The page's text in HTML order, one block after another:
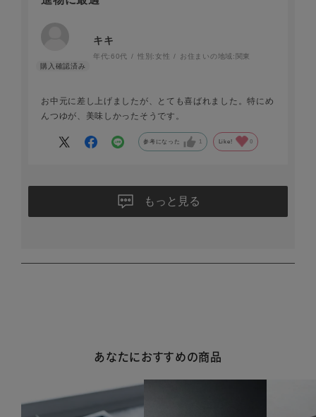
キキ
年代:60代 性別:女性 お住まいの地域: 関東
お中元に差し上げましたが、とても喜ばれました。特にめ
んつゆが、美味しかったそうです。
参考になった Like! 0
もっと見る
あなたにおすすめの商品